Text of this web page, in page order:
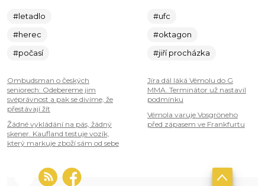
#letadlo
#herec
#počasí
Ombudsman o českých
seniorech: Odebereme jim
svéprávnost a pak se divíme, že
přestávají žít
Žádné vykládání na pás, žádný
skener. Kaufland testuje vozík,
který markuje zboží sám od sebe
#ufc
#oktagon
#jiří procházka
Jíra dál láká Vémolu do G
MMA. Terminátor už nastavil
podmínku
Vémola varuje Vosgröneho
před zápasem ve Frankfurtu